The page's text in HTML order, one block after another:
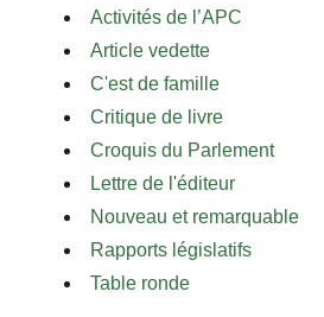
Activités de l’APC
Article vedette
C'est de famille
Critique de livre
Croquis du Parlement
Lettre de l'éditeur
Nouveau et remarquable
Rapports législatifs
Table ronde